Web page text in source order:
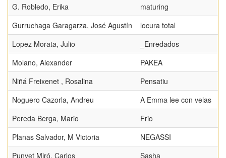
G. Robledo, Erika
maturing
Gurruchaga Garagarza, José Agustín
locura total
Lopez Morata, Julio
_Enredados
Molano, Alexander
PAKEA
Niñá Freixenet , Rosalina
Pensatiu
Noguero Cazorla, Andreu
A Emma lee con velas
Pereda Berga, Mario
Frio
Planas Salvador, M Victoria
NEGASSI
Punyet Miró, Carlos
Sasha